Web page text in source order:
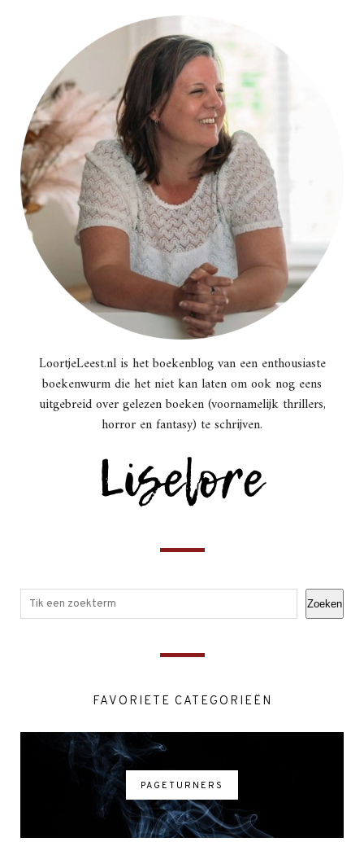
LoortjeLeest.nl is het boekenblog van een enthousiaste
boekenwurm die het niet kan laten om ook nog eens
uitgebreid over gelezen boeken (voornamelijk thrillers,
horror en fantasy) te schrijven.
Zoeken
FAVORIETE CATEGORIEËN
PAGETURNERS